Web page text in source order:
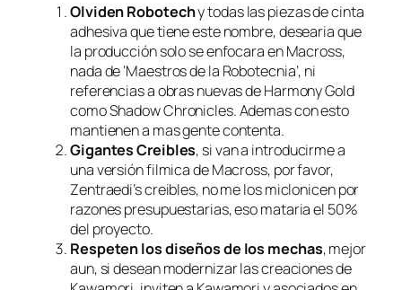
Olviden Robotechy todas las piezas de cinta
adhesiva que tiene este nombre, desearia que
la producción solo se enfocara en Macross,
nada de ‘Maestros de la Robotecnia’, ni
referencias a obras nuevas de Harmony Gold
como Shadow Chronicles. Ademas con esto
mantienen a mas gente contenta.
Gigantes Creibles, si van a introducirme a
una versión filmica de Macross, por favor,
Zentraedi’s creibles, no me los miclonicen por
razones presupuestarias, eso mataria el 50%
del proyecto.
Respeten los diseños de los mechas, mejor
aun, si desean modernizar las creaciones de